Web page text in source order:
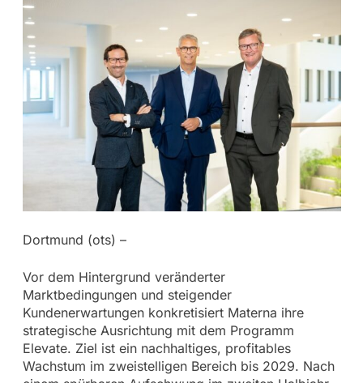
Dortmund (ots) –
Vor dem Hintergrund veränderter
Marktbedingungen und steigender
Kundenerwartungen konkretisiert Materna ihre
strategische Ausrichtung mit dem Programm
Elevate. Ziel ist ein nachhaltiges, profitables
Wachstum im zweistelligen Bereich bis 2029. Nach